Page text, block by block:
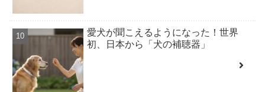
愛犬が聞こえるようになった！世界
初、日本から「犬の補聴器」